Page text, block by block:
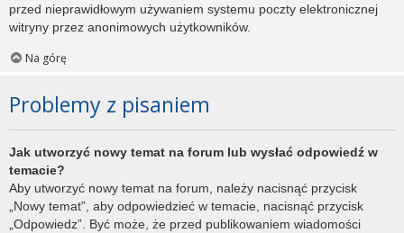
przed nieprawidłowym używaniem systemu poczty elektronicznej
witryny przez anonimowych użytkowników.
Na górę
Problemy z pisaniem
Jak utworzyć nowy temat na forum lub wysłać odpowiedź w
temacie?
Aby utworzyć nowy temat na forum, należy nacisnąć przycisk
„Nowy temat”, aby odpowiedzieć w temacie, nacisnąć przycisk
„Odpowiedz”. Być może, że przed publikowaniem wiadomości